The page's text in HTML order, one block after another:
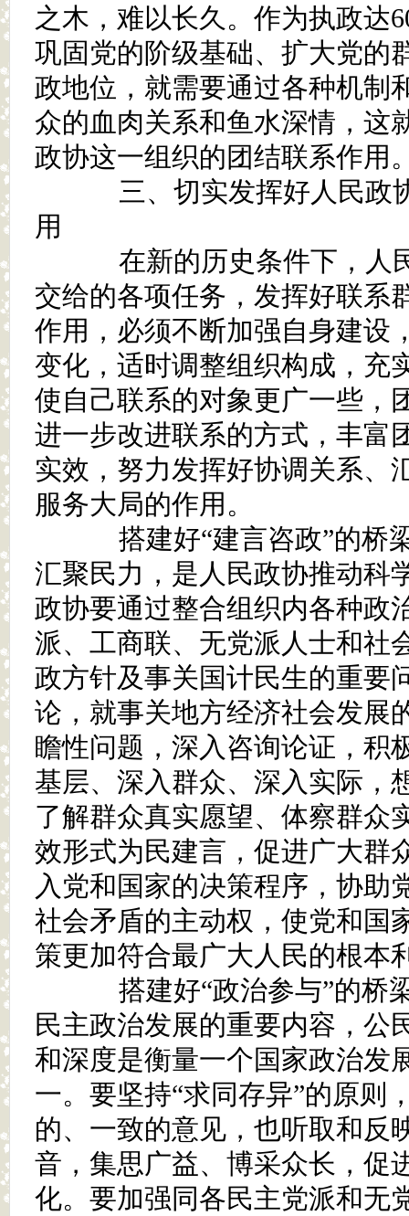
之木，难以长久。作为执政达
巩固党的阶级基础、扩大党的
政地位，就需要通过各种机制
众的血肉关系和鱼水深情，这
政协这一组织的团结联系作用
三、切实发挥好人民政
用
在新的历史条件下，人
交给的各项任务，发挥好联系
作用，必须不断加强自身建设
变化，适时调整组织构成，充
使自己联系的对象更广一些，
进一步改进联系的方式，丰富
实效，努力发挥好协调关系、
服务大局的作用。
搭建好“建言咨政”的桥
汇聚民力，是人民政协推动科
政协要通过整合组织内各种政
派、工商联、无党派人士和社
政方针及事关国计民生的重要
论，就事关地方经济社会发展
瞻性问题，深入咨询论证，积
基层、深入群众、深入实际，
了解群众真实愿望、体察群众
效形式为民建言，促进广大群
入党和国家的决策程序，协助
社会矛盾的主动权，使党和国
策更加符合最广大人民的根本
搭建好“政治参与”的桥
民主政治发展的重要内容，公
和深度是衡量一个国家政治发
一。要坚持“求同存异”的原则
的、一致的意见，也听取和反
音，集思广益、博采众长，促
化。要加强同各民主党派和无